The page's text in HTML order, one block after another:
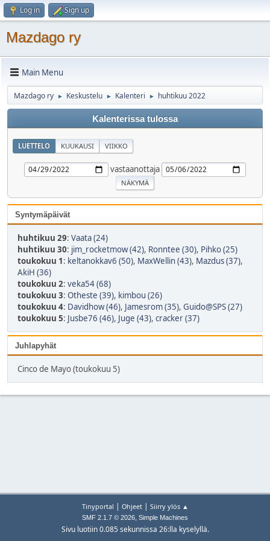
Log in Sign up
Mazdago ry
Main Menu
Mazdago ry ► Keskustelu ► Kalenteri ► huhtikuu 2022
Kalenterissa tulossa
LUETTELO KUUKAUSI VIIKKO
vastaanottaja
Syntymäpäivät
huhtikuu 29: Vaata (24)
huhtikuu 30: jim_rocketmow (42), Ronntee (30), Pihko (25)
toukokuu 1: keltanokkav6 (50), MaxWellin (43), Mazdus (37),
AkiH (36)
toukokuu 2: veka54 (68)
toukokuu 3: Otheste (39), kimbou (26)
toukokuu 4: Davidhow (46), Jamesrom (35), Guido@SPS (27)
toukokuu 5: Jusbe76 (46), Juge (43), cracker (37)
Juhlapyhät
Cinco de Mayo (toukokuu 5)
Tinyportal | Ohjeet| Siirry ylös ▲
SMF 2.1.7 © 2026, Simple Machines
Sivu luotiin 0.085 sekunnissa 26:lla kyselyllä.